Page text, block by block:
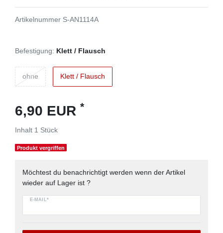
Artikelnummer S-AN1114A
Befestigung: Klett / Flausch
ohne Klett / Flausch
6,90 EUR *
Inhalt 1 Stück
Produkt vergriffen
Möchtest du benachrichtigt werden wenn der Artikel
wieder auf Lager ist ?
E-MAIL*